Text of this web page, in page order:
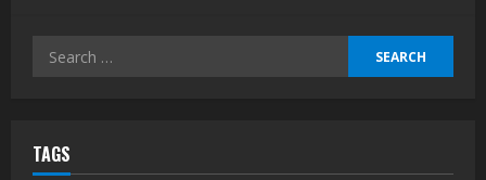
Search
TAGS